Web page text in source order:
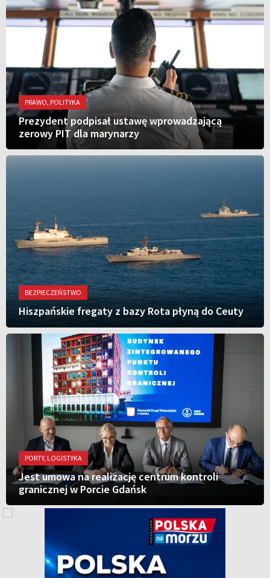
PRAWO, POLITYKA
Prezydent podpisał ustawę wprowadzającą
zerowy PIT dla marynarzy
BEZPIECZEŃSTWO
Hiszpańskie fregaty z bazy Rota płyną do Ceuty
PORTY, LOGISTYKA
Jest umowa na realizację centrum kontroli
granicznej w Porcie Gdańsk